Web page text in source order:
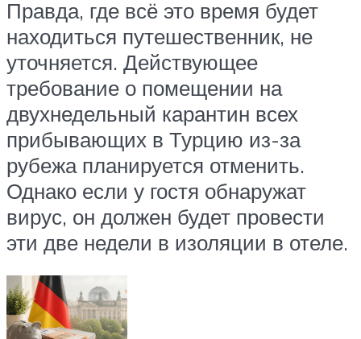
Правда, где всё это время будет
находиться путешественник, не
уточняется. Действующее
требование о помещении на
двухнедельный карантин всех
прибывающих в Турцию из-за
рубежа планируется отменить.
Однако если у гостя обнаружат
вирус, он должен будет провести
эти две недели в изоляции в отеле.